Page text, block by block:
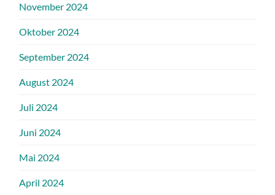
November 2024
Oktober 2024
September 2024
August 2024
Juli 2024
Juni 2024
Mai 2024
April 2024